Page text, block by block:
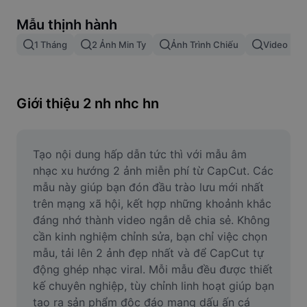
Gộp hình ảnh
Điều chỉnh kích thước hình ảnh
Công cụ tạo meme
AI Text Remover
AI People Remover
AI Inpainting
Face Cutout
Mẫu thịnh hành
1 Tháng 2 Ảnh Min Ty Ảnh Trình Chiếu Video
Giới thiệu 2 nh nhc hn
Tạo nội dung hấp dẫn tức thì với mẫu âm
nhạc xu hướng 2 ảnh miễn phí từ CapCut. Các
mẫu này giúp bạn đón đầu trào lưu mới nhất
trên mạng xã hội, kết hợp những khoảnh khắc
đáng nhớ thành video ngắn dễ chia sẻ. Không
cần kinh nghiệm chỉnh sửa, bạn chỉ việc chọn
mẫu, tải lên 2 ảnh đẹp nhất và để CapCut tự
động ghép nhạc viral. Mỗi mẫu đều được thiết
kế chuyên nghiệp, tùy chỉnh linh hoạt giúp bạn
tạo ra sản phẩm độc đáo mang dấu ấn cá